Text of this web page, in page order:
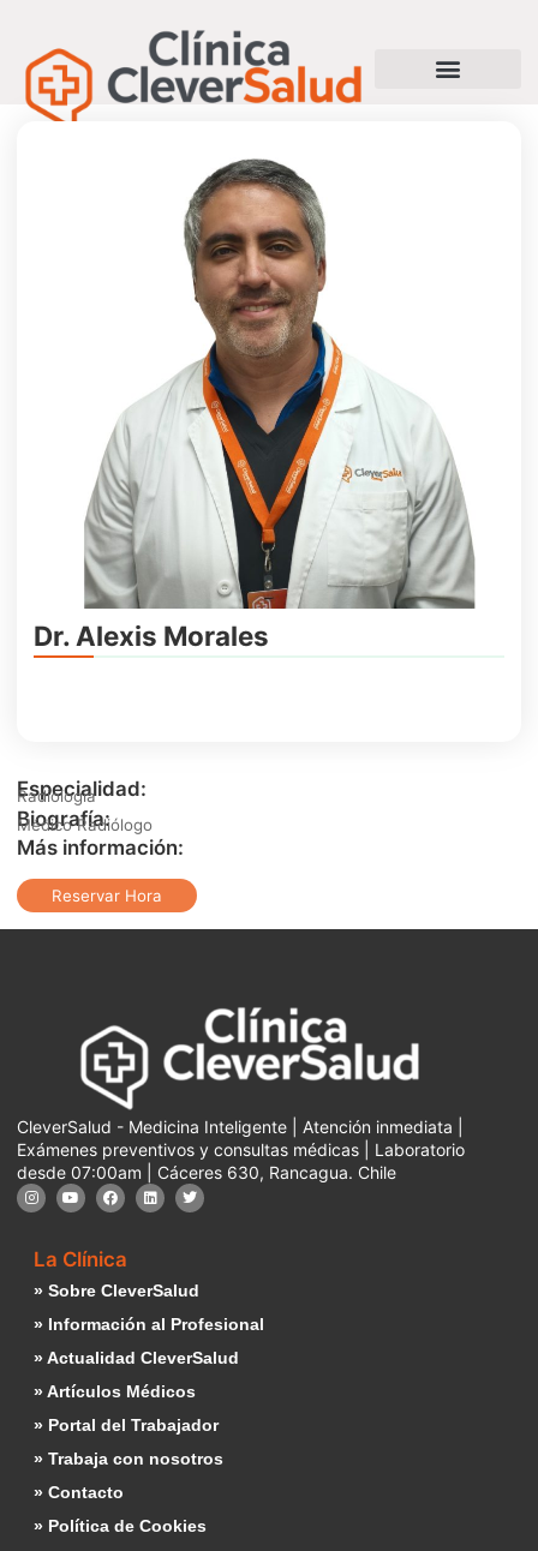
Dr. Alexis Morales
Especialidad:
Radiología
Biografía:
Médico Radiólogo
Más información:
Reservar Hora
CleverSalud - Medicina Inteligente | Atención inmediata |
Exámenes preventivos y consultas médicas | Laboratorio
desde 07:00am | Cáceres 630, Rancagua. Chile
La Clínica
» Sobre CleverSalud
» Información al Profesional
» Actualidad CleverSalud
» Artículos Médicos
» Portal del Trabajador
» Trabaja con nosotros
» Contacto
» Política de Cookies